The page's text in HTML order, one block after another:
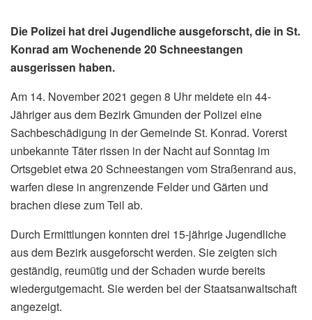
Die Polizei hat drei Jugendliche ausgeforscht, die in St.
Konrad am Wochenende 20 Schneestangen
ausgerissen haben.
Am 14. November 2021 gegen 8 Uhr meldete ein 44-
Jähriger aus dem Bezirk Gmunden der Polizei eine
Sachbeschädigung in der Gemeinde St. Konrad. Vorerst
unbekannte Täter rissen in der Nacht auf Sonntag im
Ortsgebiet etwa 20 Schneestangen vom Straßenrand aus,
warfen diese in angrenzende Felder und Gärten und
brachen diese zum Teil ab.
Durch Ermittlungen konnten drei 15-jährige Jugendliche
aus dem Bezirk ausgeforscht werden. Sie zeigten sich
geständig, reumütig und der Schaden wurde bereits
wiedergutgemacht. Sie werden bei der Staatsanwaltschaft
angezeigt.